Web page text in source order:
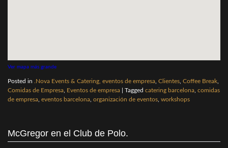
Ver mapa más grande
Posted in .Nova Events & Catering, eventos de empresa Clientes Coffee Break
Comidas de Empresa Eventos de empresa Tagged catering barcelona comidas
de empresa eventos barcelona organización de eventos workshops
McGregor en el Club de Polo.